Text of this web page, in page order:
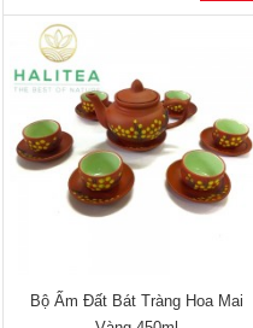
Bộ Ấm Đất Bát Tràng Hoa Mai